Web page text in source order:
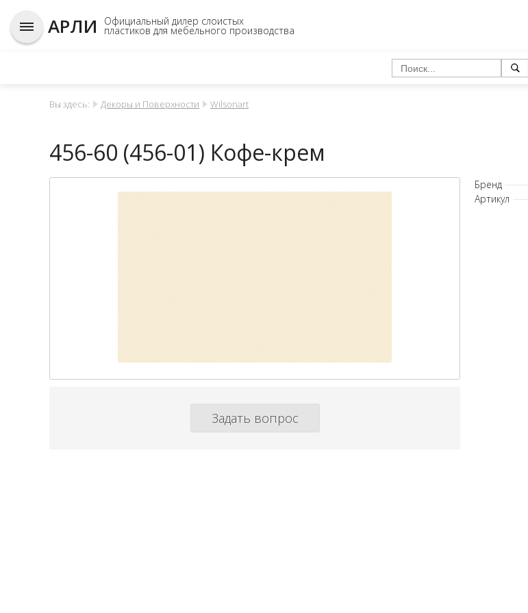
АРЛИ Официальный дилер слоистых
пластиков для мебельного производства
Вы здесь: Декоры и Поверхности Wilsonart
456-60 (456-01) Кофе-крем
Задать вопрос
Бренд
Артикул